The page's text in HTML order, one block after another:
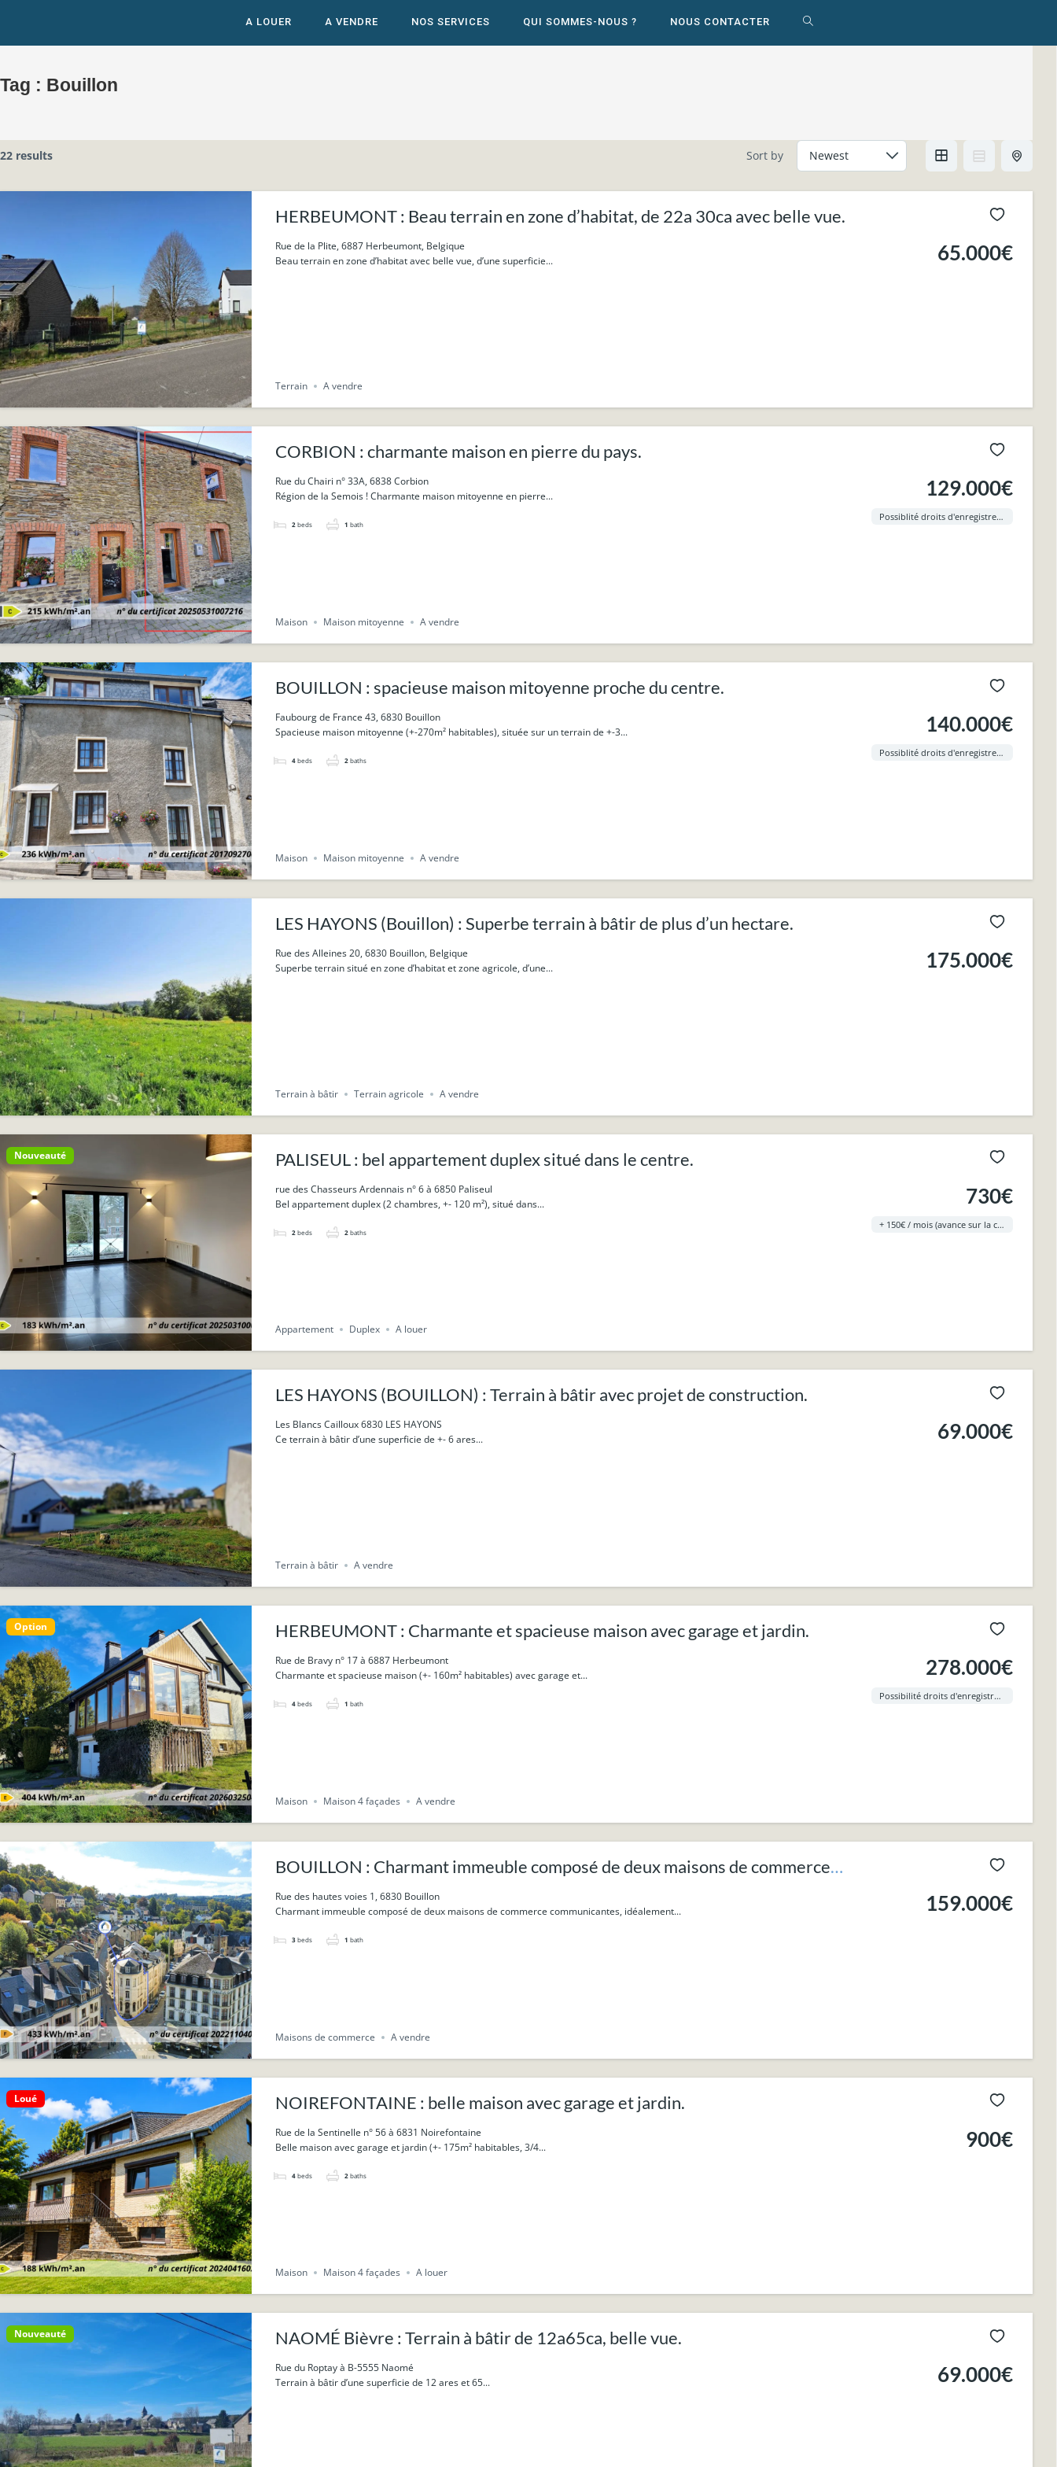
A LOUER A VENDRE NOS SERVICES QUI SOMMES-NOUS ? NOUS CONTACTER TOGGLE
Tag : Bouillon
22 results Sort by
HERBEUMONT : Beau terrain en zone d’habitat, de 22a 30ca avec belle vue.
Rue de la Plite, 6887 Herbeumont, Belgique
Beau terrain en zone d’habitat avec belle vue, d’une superficie...
65.000€
Terrain A vendre
CORBION : charmante maison en pierre du pays.
Rue du Chairi n° 33A, 6838 Corbion
Région de la Semois ! Charmante maison mitoyenne en pierre...
2 beds 1 bath
129.000€
Possiblité droits d'enregistrement à 3% !
Maison Maison mitoyenne A vendre
BOUILLON : spacieuse maison mitoyenne proche du centre.
Faubourg de France 43, 6830 Bouillon
Spacieuse maison mitoyenne (+-270m² habitables), située sur un terrain de +-3...
4 beds 2 baths
140.000€
Possiblité droits d'enregistrement à 3% !
Maison Maison mitoyenne A vendre
LES HAYONS (Bouillon) : Superbe terrain à bâtir de plus d’un hectare.
Rue des Alleines 20, 6830 Bouillon, Belgique
Superbe terrain situé en zone d’habitat et zone agricole, d’une...
175.000€
Terrain à bâtir Terrain agricole A vendre
Nouveauté PALISEUL : bel appartement duplex situé dans le centre.
rue des Chasseurs Ardennais n° 6 à 6850 Paliseul
Bel appartement duplex (2 chambres, +- 120 m²), situé dans...
2 beds 2 baths
730€
+ 150€ / mois (avance sur la consommation de mazout et d’eau avec décompte annuel)
Appartement Duplex A louer
LES HAYONS (BOUILLON) : Terrain à bâtir avec projet de construction.
Les Blancs Cailloux 6830 LES HAYONS
Ce terrain à bâtir d’une superficie de +- 6 ares...
69.000€
Terrain à bâtir A vendre
Option HERBEUMONT : Charmante et spacieuse maison avec garage et jardin.
Rue de Bravy n° 17 à 6887 Herbeumont
Charmante et spacieuse maison (+- 160m² habitables) avec garage et...
4 beds 1 bath
278.000€
Possibilité droits d'enregistrement à 3% !
Maison Maison 4 façades A vendre
BOUILLON : Charmant immeuble composé de deux maisons de commerce
communicantes
Rue des hautes voies 1, 6830 Bouillon
Charmant immeuble composé de deux maisons de commerce communicantes, idéalement...
3 beds 1 bath
159.000€
Maisons de commerce A vendre
Loué NOIREFONTAINE : belle maison avec garage et jardin.
Rue de la Sentinelle n° 56 à 6831 Noirefontaine
Belle maison avec garage et jardin (+- 175m² habitables, 3/4...
4 beds 2 baths
900€
Maison Maison 4 façades A louer
Nouveauté NAOMÉ Bièvre : Terrain à bâtir de 12a65ca, belle vue.
Rue du Roptay à B-5555 Naomé
Terrain à bâtir d’une superficie de 12 ares et 65...
69.000€